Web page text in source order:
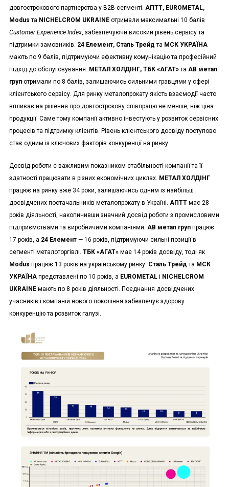
довгострокового партнерства у B2B-сегменті. АПТТ, EUROMETAL,
Modus та NICHELCROM UKRAINEотримали максимальні 10 балів
Customer Experience Index, забезпечуючи високий рівень сервісу та
підтримки замовників. 24 Елемент, Сталь Трейд та МСК УКРАЇНА
мають по 9 балів, підтримуючи ефективну комунікацію та професійний
підхід до обслуговування. МЕТАЛ ХОЛДІНГ, ТБК «АГАТ»та АВ метал
груп отримали по 8 балів, залишаючись сильними гравцями у сфері
клієнтського сервісу. Для ринку металопрокату якість взаємодії часто
впливає на рішення про довгострокову співпрацю не менше, ніж ціна
продукції. Саме тому компанії активно інвестують у розвиток сервісних
процесів та підтримку клієнтів. Рівень клієнтського досвіду поступово
стає одним із ключових факторів конкуренції на ринку.
Досвід роботи є важливим показником стабільності компанії та її
здатності працювати в різних економічних циклах. МЕТАЛ ХОЛДІНГ
працює на ринку вже 34 роки, залишаючись одним із найбільш
досвідчених постачальників металопрокату в Україні. АПТТ має 28
років діяльності, накопичивши значний досвід роботи з промисловими
підприємствами та виробничими компаніями. АВ метал группрацює
17 років, а 24 Елемент— 16 років, підтримуючи сильні позиції в
сегменті металоторгівлі. ТБК «АГАТ»має 14 років досвіду, тоді як
Modus працює 13 років на українському ринку. Сталь Трейд та МСК
УКРАЇНАпредставлені по 10 років, а EUROMETAL і NICHELCROM
UKRAINEмають по 8 років діяльності. Поєднання досвідчених
учасників і компаній нового покоління забезпечує здорову
конкуренцію та розвиток галузі.